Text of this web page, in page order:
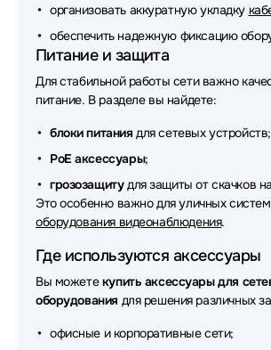
Аксессуары для сетевого
Аксессуары для сетевого
Аксессуары для сетевого
Аксессуары для сетевого
Аксессуары для сетевого
Аксессуары для сетевого
Аксессуары для сетевого
Аксессуары для сетевого
Аксессуары для сетевого
организовать аккуратную укладку
обеспечить надежную фиксацию
Питание и защита
Для стабильной работы сети важно
питание. В разделе вы найдете:
блоки питания для сетевых устройств;
PoE аксессуары;
грозозащитудля защиты от скачков
Это особенно важно для уличных
оборудования видеонаблюдения.
Где используются аксессуары
Вы можетекупить аксессуары для
оборудования для решения различных
офисные и корпоративные сети;